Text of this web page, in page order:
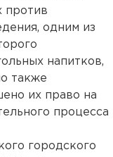
против
одним из
напитков,
также
их право на
процесса
городского